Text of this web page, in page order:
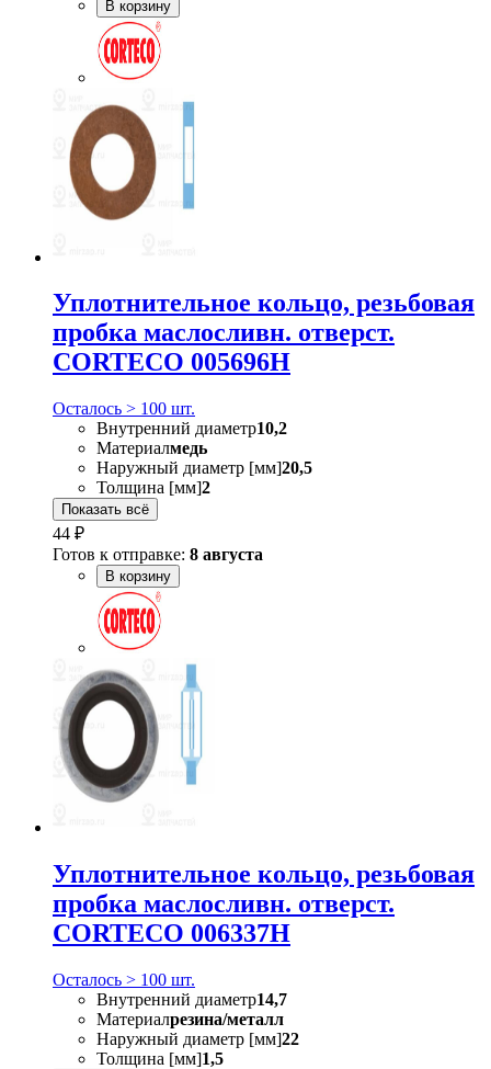
В корзину
Уплотнительное кольцо, резьбовая
пробка маслосливн. отверст.
CORTECO 005696H
Осталось > 100 шт.
Внутренний диаметр10,2
Материалмедь
Наружный диаметр [мм]20,5
Толщина [мм]2
Показать всё
44 ₽
Готов к отправке: 8 августа
В корзину
Уплотнительное кольцо, резьбовая
пробка маслосливн. отверст.
CORTECO 006337H
Осталось > 100 шт.
Внутренний диаметр14,7
Материалрезина/металл
Наружный диаметр [мм]22
Толщина [мм]1,5